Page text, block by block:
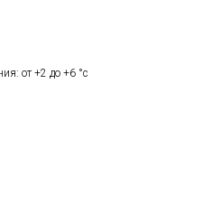
от +2 до +6 °с